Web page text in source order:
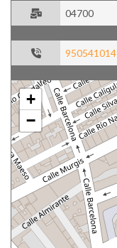
Código Postal
04700
Teléfono950541014
+
−